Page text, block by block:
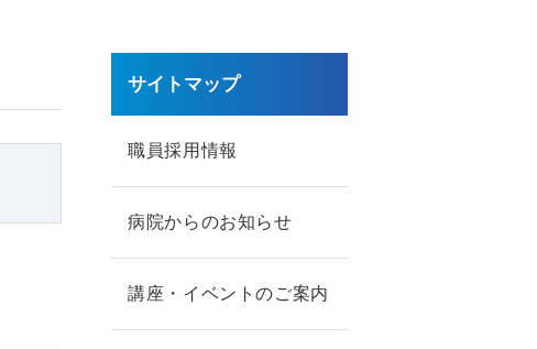
サイトマップ
職員採用情報
病院からのお知らせ
講座・イベントのご案内